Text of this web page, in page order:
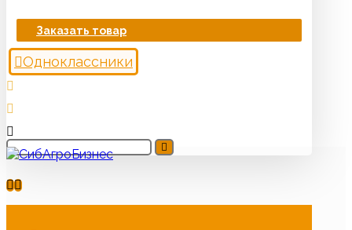
Заказать товар
Одноклассники